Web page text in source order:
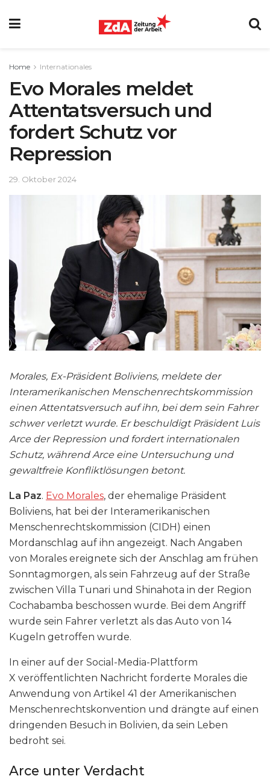
Home Internationales
Evo Morales meldet
Attentatsversuch und
fordert Schutz vor
Repression
29. Oktober 2024
Morales, Ex-Präsident Boliviens, meldete der
Interamerikanischen Menschenrechtskommission
einen Attentatsversuch auf ihn, bei dem sein Fahrer
schwer verletzt wurde. Er beschuldigt Präsident Luis
Arce der Repression und fordert internationalen
Schutz, während Arce eine Untersuchung und
gewaltfreie Konfliktlösungen betont.
La Paz. Evo Morales, der ehemalige Präsident
Boliviens, hat bei der Interamerikanischen
Menschenrechtskommission (CIDH) einen
Mordanschlag auf ihn angezeigt. Nach Angaben
von Morales ereignete sich der Anschlag am frühen
Sonntagmorgen, als sein Fahrzeug auf der Straße
zwischen Villa Tunari und Shinahota in der Region
Cochabamba beschossen wurde. Bei dem Angriff
wurde sein Fahrer verletzt als das Auto von 14
Kugeln getroffen wurde.
In einer auf der Social-Media-Plattform
X veröffentlichten Nachricht forderte Morales die
Anwendung von Artikel 41 der Amerikanischen
Menschenrechtskonvention und drängte auf einen
dringenden Besuch in Bolivien, da sein Leben
bedroht sei.
Arce unter Verdacht